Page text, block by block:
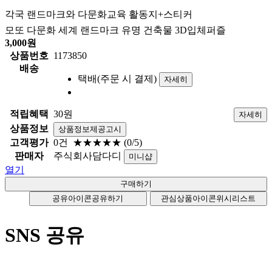
각국 랜드마크와 다문화교육 활동지+스티커
모또 다문화 세계 랜드마크 유명 건축물 3D입체퍼즐
3,000원
상품번호 1173850
배송
택배(주문 시 결제)
자세히
적립혜택 30원 자세히
상품정보 상품정보제공고시
고객평가 0건 ★★★★★ (0/5)
판매자
주식회사담다디 미니샵
열기
공유아이콘공유하기 관심상품아이콘위시리스트
SNS 공유